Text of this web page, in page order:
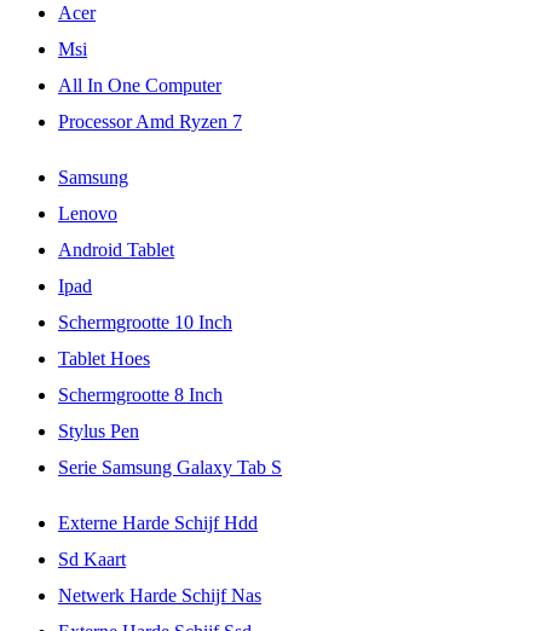
Acer
Msi
All In One Computer
Processor Amd Ryzen 7
Samsung
Lenovo
Android Tablet
Ipad
Schermgrootte 10 Inch
Tablet Hoes
Schermgrootte 8 Inch
Stylus Pen
Serie Samsung Galaxy Tab S
Externe Harde Schijf Hdd
Sd Kaart
Netwerk Harde Schijf Nas